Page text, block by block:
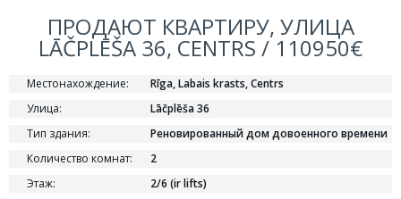
ПРОДАЮТ КВАРТИРУ, УЛИЦА
LĀČPLĒŠA 36, CENTRS / 110950€
Местонахождение:
Rīga, Labais krasts, Centrs
Улица:
Lāčplēša 36
Тип здания:
Реновированный дом довоенного времени
Количество комнат:
2
Этаж:
2/6 (ir lifts)